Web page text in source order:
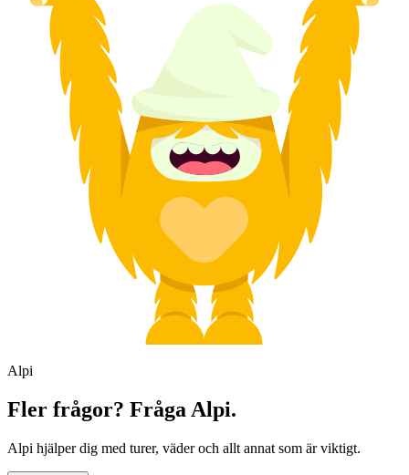
Alpi
Fler frågor? Fråga Alpi.
Alpi hjälper dig med turer, väder och allt annat som är viktigt.